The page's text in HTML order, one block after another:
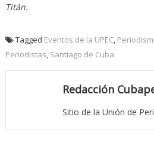
Titán.
Tagged Eventos de la UPEC,
Periodistas, Santiago de Cuba
Redacción
Sitio de la Unión de